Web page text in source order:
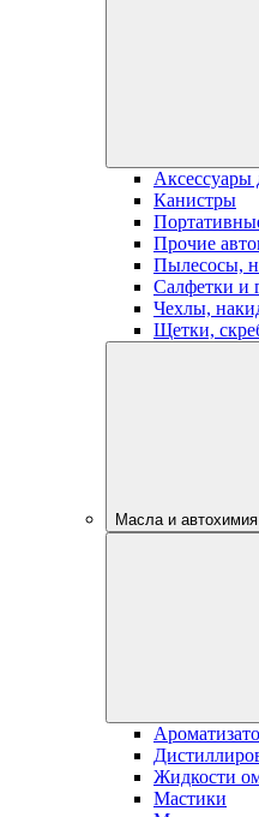
Аксессуары
Канистры
Прочие
Пылесосы,
Салфетки и
Чехлы,
Щетки,
Масла и автохимия
Жидкости
Мастики